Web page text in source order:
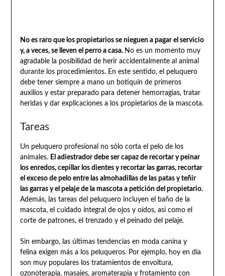
No es raro que los propietarios se nieguen a pagar el servicio
y, a veces, se lleven el perro a casa. No es un momento muy
agradable la posibilidad de herir accidentalmente al animal
durante los procedimientos. En este sentido, el peluquero
debe tener siempre a mano un botiquín de primeros
auxilios y estar preparado para detener hemorragias, tratar
heridas y dar explicaciones a los propietarios de la mascota.
Tareas
Un peluquero profesional no sólo corta el pelo de los
animales. El adiestrador debe ser capaz de recortar y peinar
los enredos, cepillar los dientes y recortar las garras, recortar
el exceso de pelo entre las almohadillas de las patas y teñir
las garras y el pelaje de la mascota a petición del propietario.
Además, las tareas del peluquero incluyen el baño de la
mascota, el cuidado integral de ojos y oídos, así como el
corte de patrones, el trenzado y el peinado del pelaje.
Sin embargo, las últimas tendencias en moda canina y
felina exigen más a los peluqueros. Por ejemplo, hoy en día
son muy populares los tratamientos de envoltura,
ozonoterapia, masajes, aromaterapia y frotamiento con